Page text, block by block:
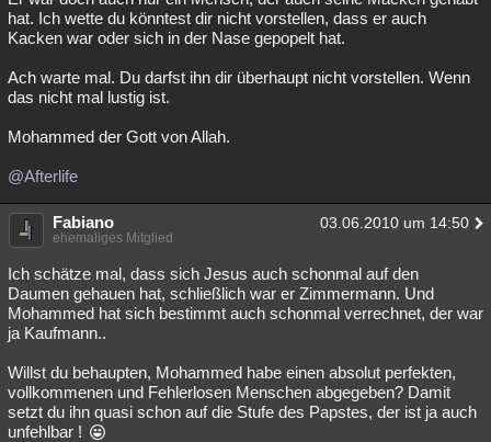
hat. Ich wette du könntest dir nicht vorstellen, dass er auch
Kacken war oder sich in der Nase gepopelt hat.
Ach warte mal. Du darfst ihn dir überhaupt nicht vorstellen. Wenn
das nicht mal lustig ist.
Mohammed der Gott von Allah.
@Afterlife
Fabiano 03.06.2010 um 14:50
ehemaliges Mitglied
Ich schätze mal, dass sich Jesus auch schonmal auf den
Daumen gehauen hat, schließlich war er Zimmermann. Und
Mohammed hat sich bestimmt auch schonmal verrechnet, der war
ja Kaufmann..
Willst du behaupten, Mohammed habe einen absolut perfekten,
vollkommenen und Fehlerlosen Menschen abgegeben? Damit
setzt du ihn quasi schon auf die Stufe des Papstes, der ist ja auch
unfehlbar !